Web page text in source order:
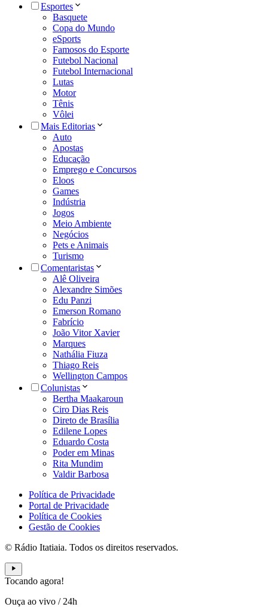
Esportes
Basquete
Copa do Mundo
eSports
Famosos do Esporte
Futebol Nacional
Futebol Internacional
Lutas
Motor
Tênis
Vôlei
Mais Editorias
Auto
Apostas
Educação
Emprego e Concursos
Eloos
Games
Indústria
Jogos
Meio Ambiente
Negócios
Pets e Animais
Turismo
Comentaristas
Alê Oliveira
Alexandre Simões
Edu Panzi
Emerson Romano
Fabrício
João Vitor Xavier
Marques
Nathália Fiuza
Thiago Reis
Wellington Campos
Colunistas
Bertha Maakaroun
Ciro Dias Reis
Direto de Brasília
Edilene Lopes
Eduardo Costa
Poder em Minas
Rita Mundim
Valdir Barbosa
Política de Privacidade
Portal de Privacidade
Política de Cookies
Gestão de Cookies
© Rádio Itatiaia. Todos os direitos reservados.
Tocando agora!
Ouça ao vivo / 24h